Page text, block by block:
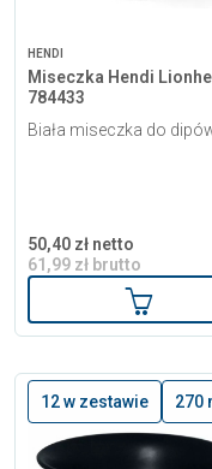
HENDI
Miseczka Hendi
784433
Biała miseczka do
50,40 zł netto
61,99 zł brutto
Dodaj
12 w zestawie 270